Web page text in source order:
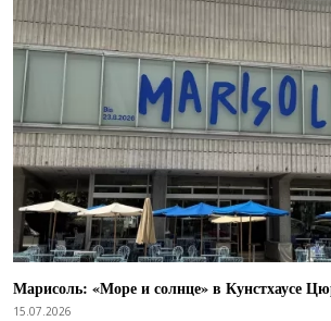
Марисоль: «Море и солнце» в Кунстхаусе
15.07.2026